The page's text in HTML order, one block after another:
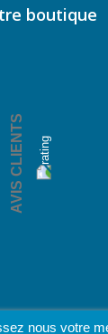
nous votre
boutique
AVIS CLIENTS